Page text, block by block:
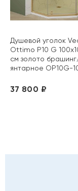
Душевой уголок
Ottimo P10 G
см золото
янтарное OP10G-
37 800 ₽